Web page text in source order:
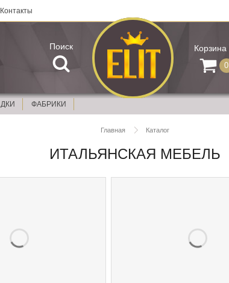
Контакты
Поиск Корзина
0
ФАБРИКИ
Главная Каталог
ИТАЛЬЯНСКАЯ МЕБЕЛЬ